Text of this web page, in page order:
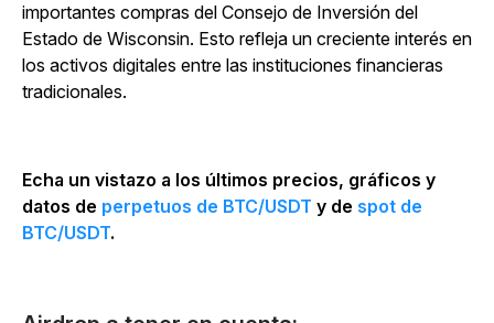
importantes compras del Consejo de Inversión del
Estado de Wisconsin. Esto refleja un creciente interés en
los activos digitales entre las instituciones financieras
tradicionales.
Echa un vistazo a los últimos precios, gráficos y
datos de perpetuos de BTC/USDT y de spot de
BTC/USDT.